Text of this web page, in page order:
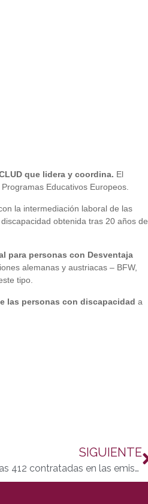
que lidera y coordina. El
Educativos Europeos.
la intermediación laboral de las
obtenida tras 20 años de
para personas con Desventaja
alemanas y austriacas – BFW,
tipo.
las personas con discapacidad a
SIGUIENTE
Solo 6 personas con discapacidad entre las 412 contratadas en las emisoras municipales de radio Andaluzas